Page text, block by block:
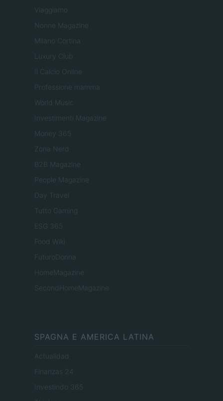
Viaggiamo
Nonne Magazine
Milano Cortina
Luxury Club
Il Calcio Online
Professione mamma
World Music
Investimenti Magazine
Money 365
Zona Nerd
B2B Magazine
People Magazine
Day Travel
Tutto Gaming
ESG 365
Food Wiki
FuturoDonna
HomeMagazine
SecondHomeMagazine
SPAGNA E AMERICA LATINA
Actualidad
Finanzas 24
Investindo 365